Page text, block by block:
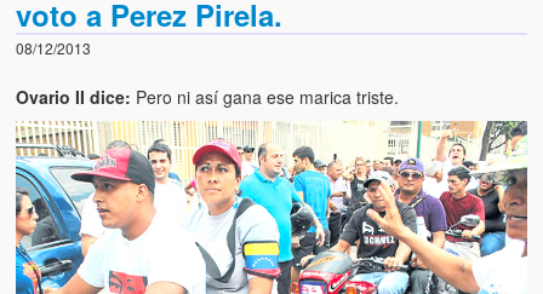
Todos Unidos por Venezuela te da la bienvenida a éste nuestro
Blog. (Todos Unidos por Venezuela welcomes you to our Blog)
Acerca de este blog (About this Blog)
Artículos
El Tipo y los Rojos en Los Teques (The Jerk and the Reds in
Teques)
Hablé con Chavistas (I spoke with chavistas)
voto a Perez Pirela.
08/12/2013
Ovario II dice: Pero ni así gana ese marica triste.